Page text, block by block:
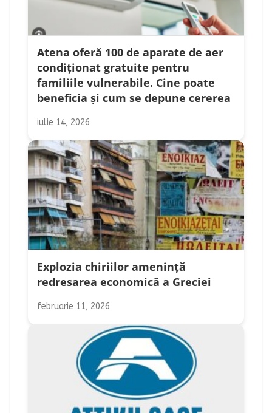
Atena oferă 100 de aparate de aer
condiționat gratuite pentru
familiile vulnerabile. Cine poate
beneficia și cum se depune cererea
iulie 14, 2026
Explozia chiriilor amenință
redresarea economică a Greciei
februarie 11, 2026